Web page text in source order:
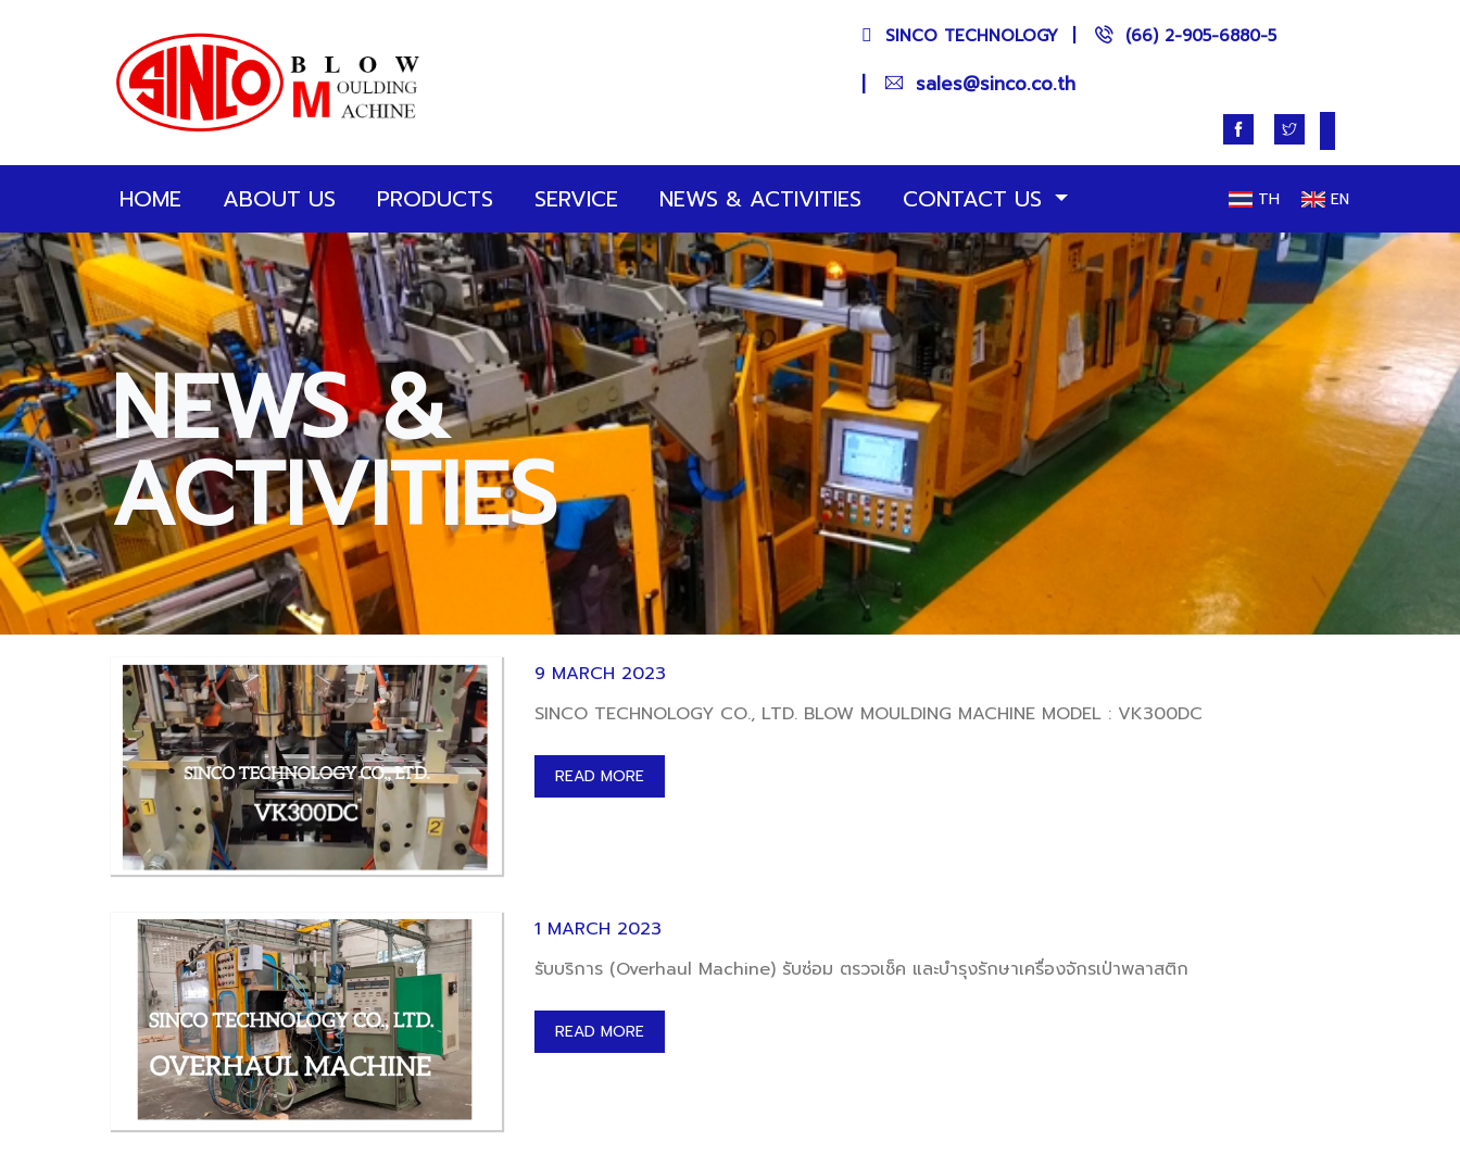
SINCO TECHNOLOGY (66) 2-905-6880-5
| sales@sinco.co.th
HOME ABOUT US PRODUCTS SERVICE NEWS & ACTIVITIES CONTACT US TH EN
NEWS &
ACTIVITIES
9 MARCH 2023
SINCO TECHNOLOGY CO., LTD. BLOW MOULDING MACHINE MODEL : VK300DC
READ MORE
1 MARCH 2023
รับบริการ (Overhaul Machine) รับซ่อม ตรวจเช็ค และบำรุงรักษาเครื่องจักรเป่าพลาสติก
READ MORE